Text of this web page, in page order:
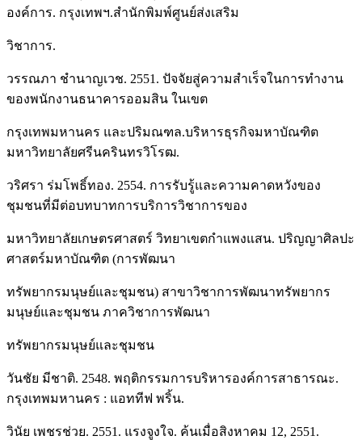
องค์การ. กรุงเทพฯ.สำนักพิมพ์ศูนย์ส่งเสริม
วิชาการ.
วรรณภา ชำนาญเวช. 2551. ปัจจัยสู่ความสำเร็จในการทำงาน
ของพนักงานธนาคารออมสิน ในเขต
กรุงเทพมหานคร และปริมณฑล.บริหารธุรกิจมหาบัณฑิต
มหาวิทยาลัยศรีนครินทรวิโรฒ.
วริศรา ร่มโพธิ์ทอง. 2554. การรับรู้และความคาดหวังของ
ชุมชนที่มีต่อบทบาทการบริการวิชาการของ
มหาวิทยาลัยเกษตรศาสตร์ วิทยาเขตกำแพงแสน. ปริญญาศิลปะ
ศาสตร์มหาบัณฑิต (การพัฒนา
ทรัพยากรมนุษย์และชุมชน) สาขาวิชาการพัฒนาทรัพยากร
มนุษย์และชุมชน ภาควิชาการพัฒนา
ทรัพยากรมนุษย์และชุมชน
วันชัย มีชาติ. 2548. พฤติกรรมการบริหารองค์การสาธารณะ.
กรุงเทพมหานคร : แอททีฟ พริ้น.
วินัย เพชรช่วย. 2551. แรงจูงใจ. ค้นเมื่อสิงหาคม 12, 2551.